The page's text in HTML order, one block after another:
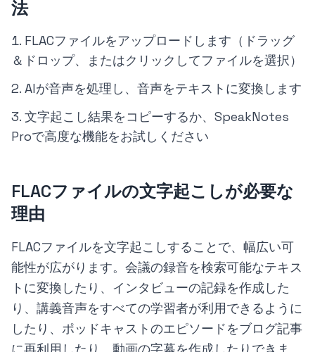
法
FLACファイルをアップロードします（ドラッグ
＆ドロップ、またはクリックしてファイルを選択）
AIが音声を処理し、音声をテキストに変換します
文字起こし結果をコピーするか、SpeakNotes
Proで高度な機能をお試しください
FLACファイルの文字起こしが必要な
理由
FLACファイルを文字起こしすることで、幅広い可
能性が広がります。会議の録音を検索可能なテキス
トに変換したり、インタビューの記録を作成した
り、講義音声をすべての学習者が利用できるように
したり、ポッドキャストのエピソードをブログ記事